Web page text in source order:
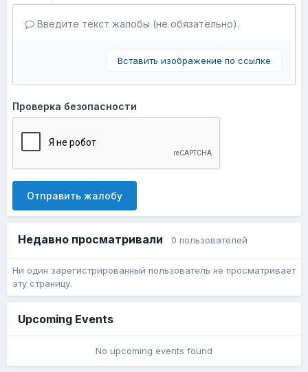
Введите текст жалобы (не обязательно).
Вставить изображение по ссылке
Проверка безопасности
Отправить жалобу
Недавно просматривали 0 пользователей
Ни один зарегистрированный пользователь не просматривает
эту страницу.
Upcoming Events
No upcoming events found